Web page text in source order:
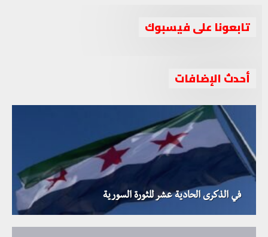
تابعونا على فيسبوك
أحدث الإضافات
في الذكرى الحادية عشر للثورة السورية